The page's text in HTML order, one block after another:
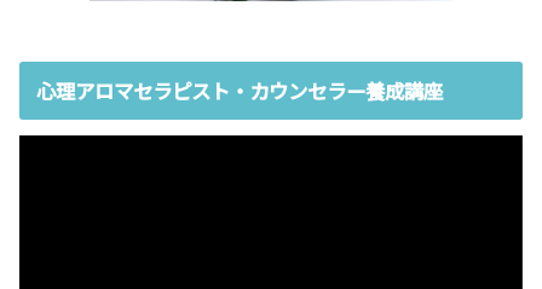
心理アロマセラピスト・カウンセラー養成講座